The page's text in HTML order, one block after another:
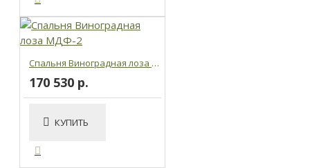
Спальня Виноградная лоза МДФ-2
170 530 р.
КУПИТЬ